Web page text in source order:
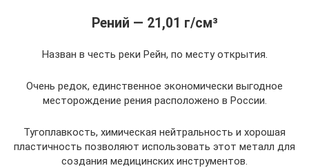
Рений — 21,01 г/см³
Назван в честь реки Рейн, по месту открытия.
Очень редок, единственное экономически выгодное
месторождение рения расположено в России.
Тугоплавкость, химическая нейтральность и хорошая
пластичность позволяют использовать этот металл для
создания медицинских инструментов.